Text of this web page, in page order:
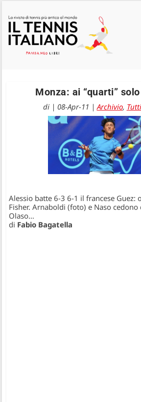
Monza: ai “quarti”
di | 08-Apr-11 |Archivio,
Alessio batte 6-3 6-1 il francese Guez:
Fisher. Arnaboldi (foto) e Naso
Olaso…
di Fabio Bagatella